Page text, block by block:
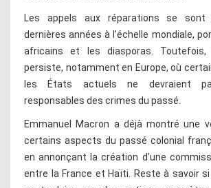
Les appels aux réparations se sont
dernières années à l’échelle mondiale,
africains et les diasporas. Toutefois,
persiste, notamment en Europe, où
les États actuels ne devraient
responsables des crimes du passé.
Emmanuel Macron a déjà montré une
certains aspects du passé colonial
en annonçant la création d’une
entre la France et Haïti. Reste à savoir